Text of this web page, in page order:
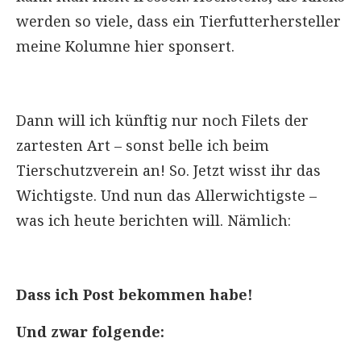
werden so viele, dass ein Tierfutterhersteller
meine Kolumne hier sponsert.
Dann will ich künftig nur noch Filets der
zartesten Art – sonst belle ich beim
Tierschutzverein an! So. Jetzt wisst ihr das
Wichtigste. Und nun das Allerwichtigste –
was ich heute berichten will. Nämlich:
Dass ich Post bekommen habe!
Und zwar folgende: